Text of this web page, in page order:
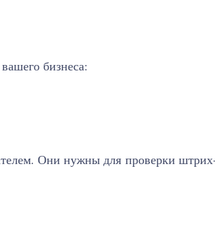
бизнеса:
Они нужны для проверки